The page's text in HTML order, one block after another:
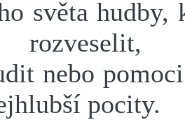
světa hudby,
rozveselit,
nebo
pocity.